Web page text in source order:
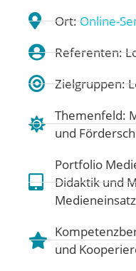
Ort:Online-
Referenten:
Zielgruppen:
Themenfeld:
und
Portfolio
Didaktik und
und